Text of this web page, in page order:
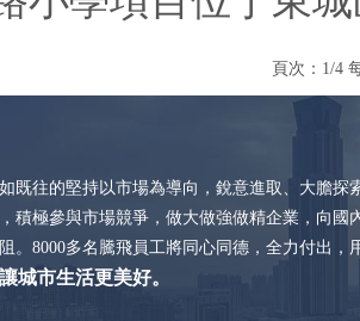
頁次：1/4
往的堅持以市場為導向，銳意進取、大膽探
積極參與市場競爭，做大做強做精企業，向國
8000多名騰飛員工將同心同德，全力付出，
市生活更美好。